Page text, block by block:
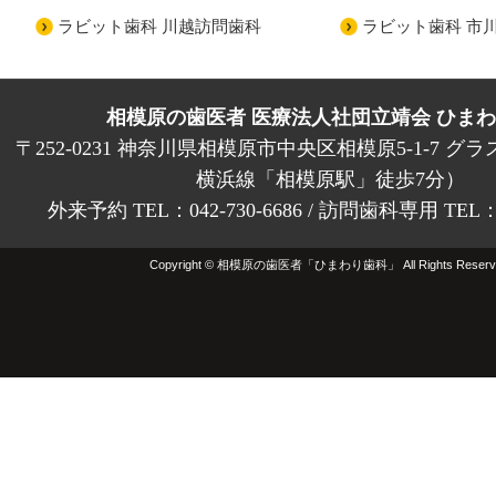
ラビット歯科 川越訪問歯科 ラビット歯科 市
相模原の歯医者 医療法人社団立靖会 ひま
〒252-0231 神奈川県相模原市中央区相模原5-1-7 グラ
横浜線「相模原駅」徒歩7分）
外来予約 TEL：042-730-6686 / 訪問歯科専用 TEL
Copyright © 相模原の歯医者「ひまわり歯科」 All Rights